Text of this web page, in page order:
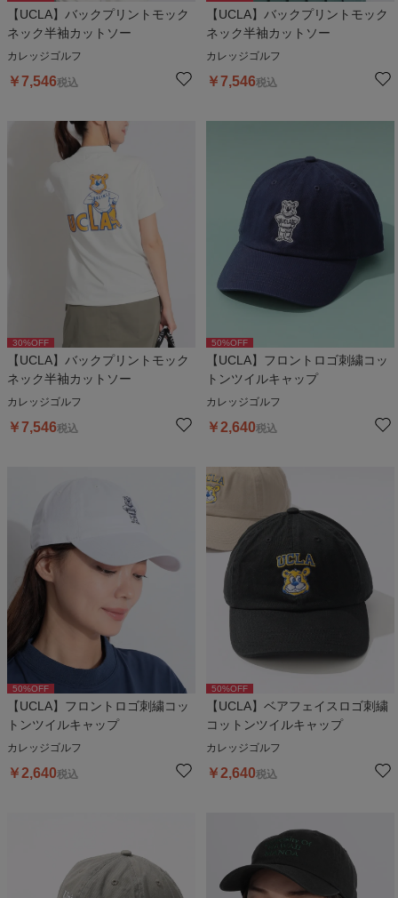
【UCLA】バックプリントモック
ネック半袖カットソー
カレッジゴルフ
￥7,546税込
【UCLA】バックプリントモック
ネック半袖カットソー
カレッジゴルフ
￥7,546税込
30%OFF
【UCLA】バックプリントモック
ネック半袖カットソー
カレッジゴルフ
￥7,546税込
50%OFF
【UCLA】フロントロゴ刺繍コッ
トンツイルキャップ
カレッジゴルフ
￥2,640税込
50%OFF
【UCLA】フロントロゴ刺繍コッ
トンツイルキャップ
カレッジゴルフ
￥2,640税込
50%OFF
【UCLA】ベアフェイスロゴ刺繍
コットンツイルキャップ
カレッジゴルフ
￥2,640税込